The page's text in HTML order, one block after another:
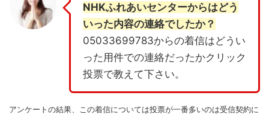
NHKふれあいセンターからはどう
いった内容の連絡でしたか？
05033699783からの着信はどうい
った用件での連絡だったかクリック
投票で教えて下さい。
アンケートの結果、この着信については投票が一番多いのは受信契約に